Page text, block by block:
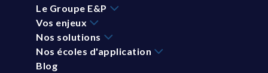
Le Groupe E&P
Vos enjeux
Nos solutions
Nos écoles d'application
Blog